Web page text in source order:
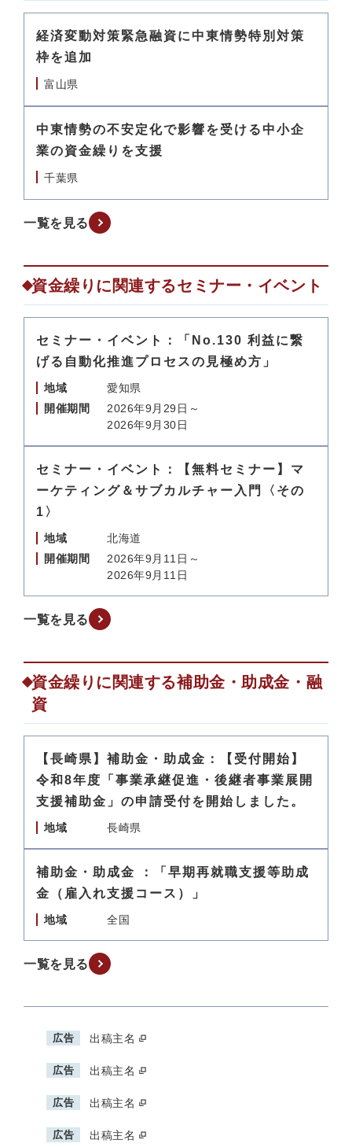
経済変動対策緊急融資に中東情勢特別対策
枠を追加
富山県
中東情勢の不安定化で影響を受ける中小企
業の資金繰りを支援
千葉県
一覧を見る
資金繰りに関連するセミナー・イベント
セミナー・イベント：「No.130 利益に繋
げる自動化推進プロセスの見極め方」
地域
愛知県
開催期間
2026年9月29日～
2026年9月30日
セミナー・イベント：【無料セミナー】マ
ーケティング＆サブカルチャー入門〈その
1〉
地域
北海道
開催期間
2026年9月11日～
2026年9月11日
一覧を見る
資金繰りに関連する補助金・助成金・融
資
【長崎県】補助金・助成金：【受付開始】
令和8年度「事業承継促進・後継者事業展開
支援補助金」の申請受付を開始しました。
地域 長崎県
補助金・助成金 ：「早期再就職支援等助成
金（雇入れ支援コース）」
地域 全国
一覧を見る
広告 出稿主名
広告 出稿主名
広告 出稿主名
広告 出稿主名